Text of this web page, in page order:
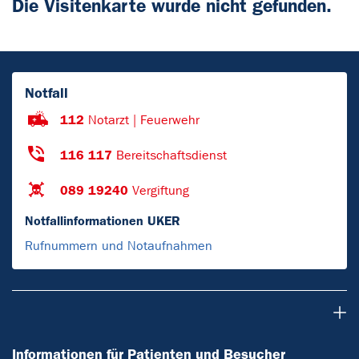
Die Visitenkarte wurde nicht gefunden.
Notfall
112 Notarzt | Feuerwehr
116 117 Bereitschaftsdienst
089 19240 Vergiftung
Notfallinformationen UKER
Rufnummern und Notaufnahmen
Informationen für Patienten und Besucher